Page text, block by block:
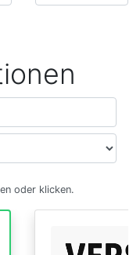
oder klicken.